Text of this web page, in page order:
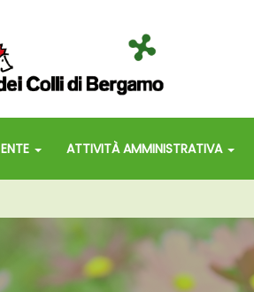
ENTE ATTIVITÀ AMMINISTRATIVA